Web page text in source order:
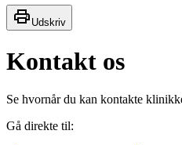
Udskriv
Kontakt os
Se hvornår du kan kontakte
Gå direkte til: